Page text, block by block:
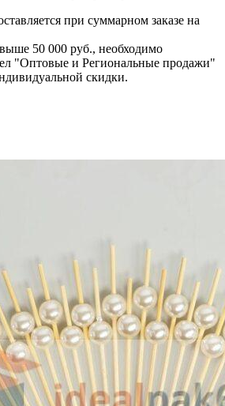
при суммарном заказе на
50 000 руб., необходимо
"Оптовые и Региональные продажи"
скидки.